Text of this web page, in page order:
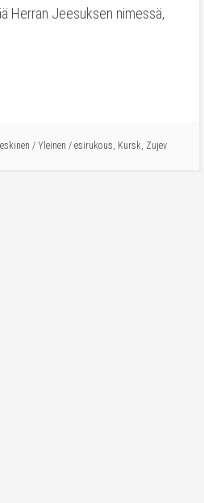
Herran Jeesuksen nimessä,
/ Yleinen / esirukous, Kursk, Zujev